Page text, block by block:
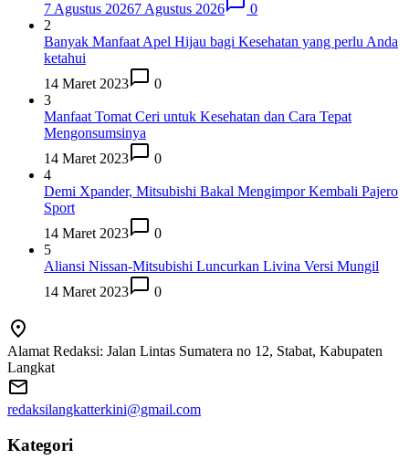
7 Agustus 20267 Agustus 2026
0
2
Banyak Manfaat Apel Hijau bagi Kesehatan yang perlu Anda
ketahui
14 Maret 2023
0
3
Manfaat Tomat Ceri untuk Kesehatan dan Cara Tepat
Mengonsumsinya
14 Maret 2023
0
4
Demi Xpander, Mitsubishi Bakal Mengimpor Kembali Pajero
Sport
14 Maret 2023
0
5
Aliansi Nissan-Mitsubishi Luncurkan Livina Versi Mungil
14 Maret 2023
0
Alamat Redaksi: Jalan Lintas Sumatera no 12, Stabat, Kabupaten
Langkat
redaksilangkatterkini@gmail.com
Kategori